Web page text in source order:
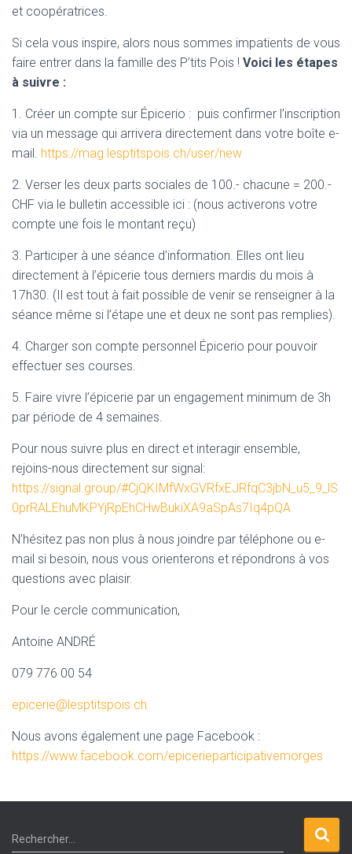
et coopératrices.
Si cela vous inspire, alors nous sommes impatients de vous
faire entrer dans la famille des P’tits Pois ! Voici les étapes
à suivre :
1. Créer un compte sur Épicerio : puis confirmer l’inscription
via un message qui arrivera directement dans votre boîte e-
mail. https://mag.lesptitspois.ch/user/new
2. Verser les deux parts sociales de 100.- chacune = 200.-
CHF via le bulletin accessible ici : (nous activerons votre
compte une fois le montant reçu)
3. Participer à une séance d’information. Elles ont lieu
directement à l’épicerie tous derniers mardis du mois à
17h30. (Il est tout à fait possible de venir se renseigner à la
séance même si l’étape une et deux ne sont pas remplies).
4. Charger son compte personnel Épicerio pour pouvoir
effectuer ses courses.
5. Faire vivre l’épicerie par un engagement minimum de 3h
par période de 4 semaines.
Pour nous suivre plus en direct et interagir ensemble,
rejoins-nous directement sur signal:
https://signal.group/#CjQKIMfWxGVRfxEJRfqC3jbN_u5_9_lS
0prRALEhuMKPYjRpEhCHwBukiXA9aSpAs7Iq4pQA
N’hésitez pas non plus à nous joindre par téléphone ou e-
mail si besoin, nous vous orienterons et répondrons à vos
questions avec plaisir.
Pour le cercle communication,
Antoine ANDRÉ
079 776 00 54
epicerie@lesptitspois.ch
Nous avons également une page Facebook :
https://www.facebook.com/epicerieparticipativemorges
R
e
Rechercher…